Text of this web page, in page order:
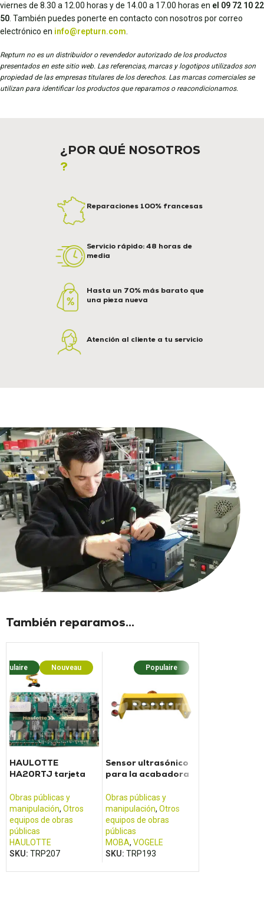
viernes de 8.30 a 12.00 horas y de 14.00 a 17.00 horas en el 09 72 10 22
50 . También puedes ponerte en contacto con nosotros por correo
electrónico en info@repturn.com
Repturn no es un distribuidor o revendedor autorizado de los productos
presentados en este sitio web. Las referencias, marcas y logotipos utilizados son
propiedad de las empresas titulares de los derechos. Las marcas comerciales se
utilizan para identificar los productos que reparamos o reacondicionamos.
¿POR QUÉ NOSOTROS
?
Reparaciones 100% francesas
Servicio rápido: 48 horas de
media
Hasta un 70% más barato que
una pieza nueva
Atención al cliente a tu servicio
También reparamos...
Nouveau
HAULOTTE
HA20RTJ tarjeta
Obras públicas y
manipulación, Otros
equipos de obras
públicas
HAULOTTE
SKU: TRP207
Populaire
Sensor ultrasónico
para la acabadora
Obras públicas y
manipulación, Otros
equipos de obras
públicas
MOBA, VOGELE
SKU: TRP193